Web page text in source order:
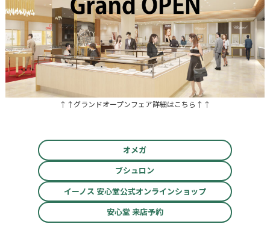
↑↑グランドオープンフェア詳細はこちら↑↑
オメガ
ブシュロン
イーノス 安心堂公式オンラインショップ
安心堂 来店予約